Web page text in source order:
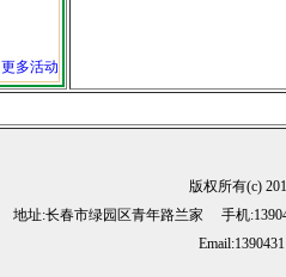
更多活动
版权所有(c)
地址:长春市绿园区青年路兰家 手机